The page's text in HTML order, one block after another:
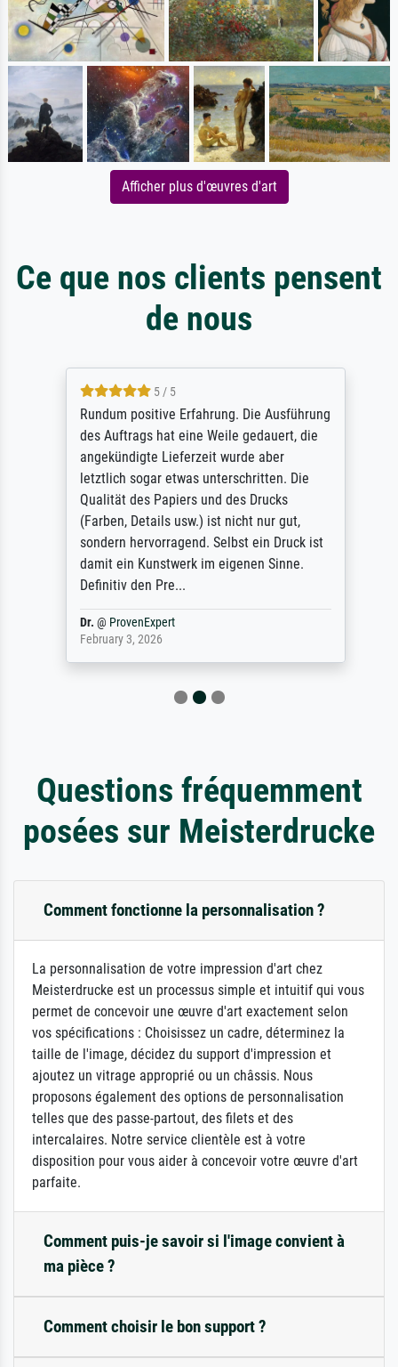
Afficher plus d'œuvres d'art
Ce que nos clients pensent
de nous
5 / 5
Rundum positive Erfahrung. Die Ausführung
des Auftrags hat eine Weile gedauert, die
angekündigte Lieferzeit wurde aber
letztlich sogar etwas unterschritten. Die
Qualität des Papiers und des Drucks
(Farben, Details usw.) ist nicht nur gut,
sondern hervorragend. Selbst ein Druck ist
damit ein Kunstwerk im eigenen Sinne.
Definitiv den Pre...
Dr.@ProvenExpert
February 3, 2026
Questions fréquemment
posées sur Meisterdrucke
Comment fonctionne la personnalisation ?
La personnalisation de votre impression d'art chez
Meisterdrucke est un processus simple et intuitif qui vous
permet de concevoir une œuvre d'art exactement selon
vos spécifications : Choisissez un cadre, déterminez la
taille de l'image, décidez du support d'impression et
ajoutez un vitrage approprié ou un châssis. Nous
proposons également des options de personnalisation
telles que des passe-partout, des filets et des
intercalaires. Notre service clientèle est à votre
disposition pour vous aider à concevoir votre œuvre d'art
parfaite.
Comment puis-je savoir si l'image convient à
ma pièce ?
Comment choisir le bon support ?